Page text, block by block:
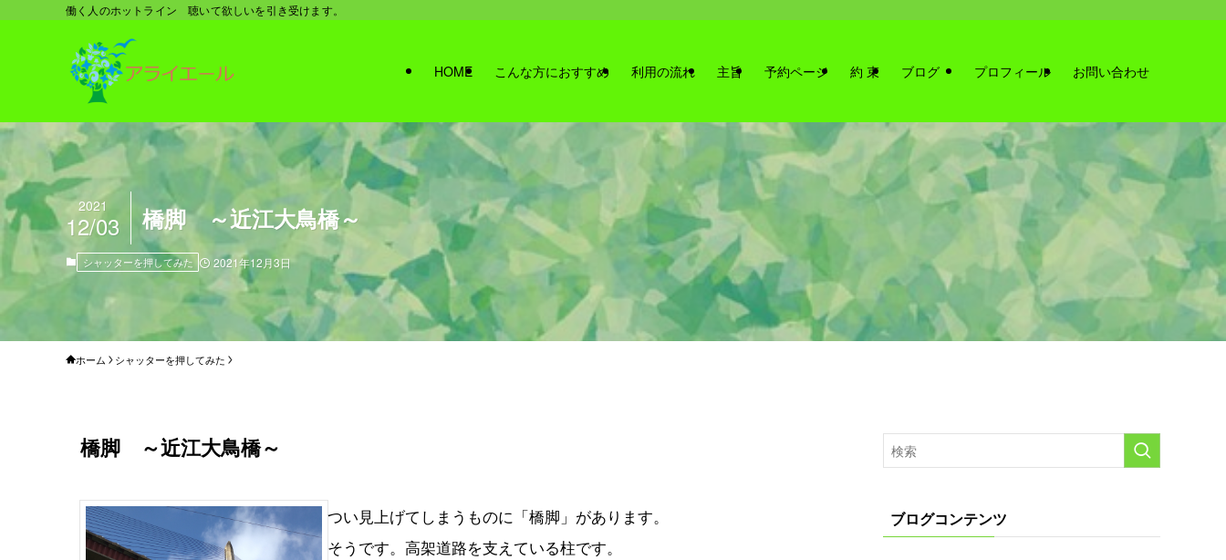
働く人のホットライン 聴いて欲しいを引き受けます。
HOME こんな方におすすめ 利用の流れ 主旨 予約ページ 約 束 ブログ プロフィール お問い合わせ
橋脚 ～近江大鳥橋～
2021
12/03
シャッターを押してみた 2021年12月3日
ホーム シャッターを押してみた
橋脚 ～近江大鳥橋～
つい見上げてしまうものに「橋脚」があります。
そうです。高架道路を支えている柱です。
ブログコンテンツ